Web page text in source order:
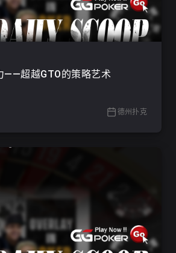
——超越GTO的策略艺术
德州扑克